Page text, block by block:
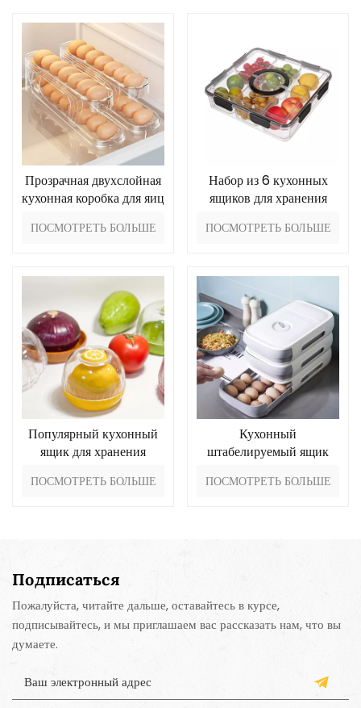
Прозрачная двухслойная
кухонная коробка для яиц
ПОСМОТРЕТЬ БОЛЬШЕ
Набор из 6 кухонных
ящиков для хранения
ПОСМОТРЕТЬ БОЛЬШЕ
Популярный кухонный
ящик для хранения
луком
ПОСМОТРЕТЬ БОЛЬШЕ
Кухонный
штабелируемый ящик
ПОСМОТРЕТЬ БОЛЬШЕ
Подписаться
Пожалуйста, читайте дальше, оставайтесь в курсе,
подписывайтесь, и мы приглашаем вас рассказать нам, что вы
думаете.